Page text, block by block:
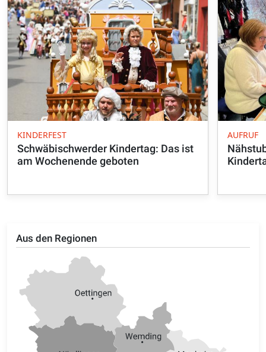
Aus den Regionen
KINDERFEST
Schwäbischwerder Kindertag: Das ist
am Wochenende geboten
AUFRUF